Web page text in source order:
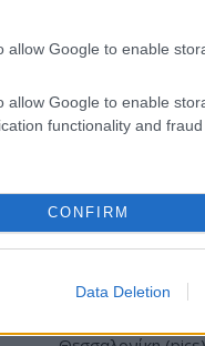
allow Google to enable
allow Google to enable
functionality and
CONFIRM
Data Deletion
Γιαγλής
πολιορκία η